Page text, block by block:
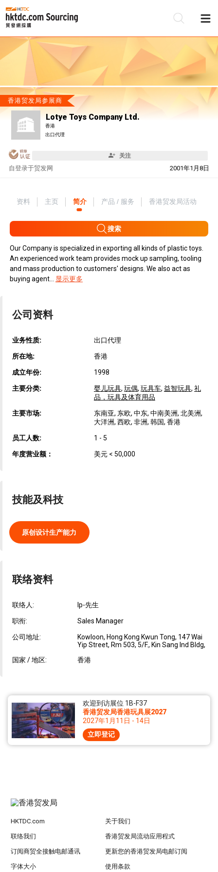
香港贸发局参展商
Lotye Toys Company Ltd.
香港
出口代理
关注
自 2001年1月8日
登录于贸发网
资料 主页 简介 产品 / 服务 香港贸发局活动
搜索
Our Company is specialized in exporting all kinds of plastic toys.
An experienced work team provides mock up sampling, tooling
and mass production to customers' designs. We also act as
buying agent...
显示更多
公司资料
业务性质: 出口代理
所在地: 香港
成立年份: 1998
主要分类: 婴儿玩具, 玩偶, 玩具车, 益智玩具, 礼
品，玩具及体育用品
主要市场:
东南亚, 东欧, 中东, 中南美洲, 北美洲,
大洋洲, 西欧, 非洲, 韩国, 香港
员工人数: 1 - 5
年度营业额： 美元 < 50,000
技能及科技
原创设计生产能力
联络资料
联络人: Ip-先生
职衔: Sales Manager
公司地址:
Kowloon, Hong Kong Kwun Tong, 147 Wai
Yip Street, Rm 503, 5/F., Kin Sang Ind Bldg,
国家 / 地区:
香港
欢迎到访展位 1B-F37
香港贸发局香港玩具展2027
2027年1月11日 - 14日
立即登记
HKTDC.com 关于我们
联络我们 香港贸发局流动应用程式
订阅商贸全接触电邮通讯 更新您的香港贸发局电邮订阅
字体大小 使用条款